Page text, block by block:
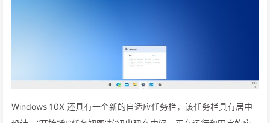
Windows 10X 还具有一个新的自适应任务栏，该任务栏具有居中